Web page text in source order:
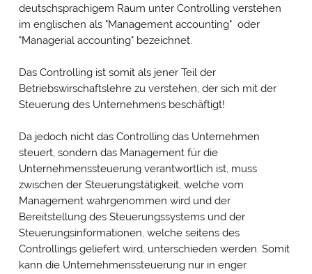
deutschsprachigem Raum unter Controlling verstehen
im englischen als "Management accounting" oder
"Managerial accounting" bezeichnet.
Das Controlling ist somit als jener Teil der
Betriebswirschaftslehre zu verstehen, der sich mit der
Steuerung des Unternehmens beschäftigt!
Da jedoch nicht das Controlling das Unternehmen
steuert, sondern das Management für die
Unternehmenssteuerung verantwortlich ist, muss
zwischen der Steuerungstätigkeit, welche vom
Management wahrgenommen wird und der
Bereitstellung des Steuerungssystems und der
Steuerungsinformationen, welche seitens des
Controllings geliefert wird, unterschieden werden. Somit
kann die Unternehmenssteuerung nur in enger